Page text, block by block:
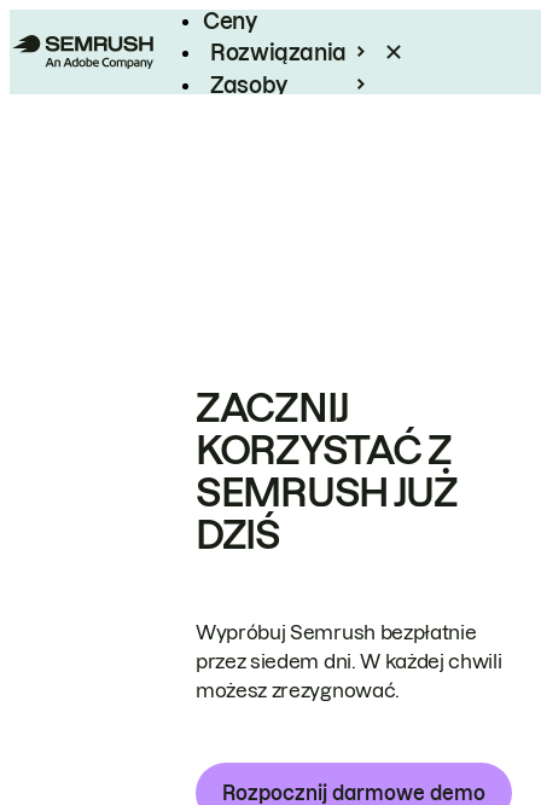
Ceny
Rozwiązania
Zasoby
ZACZNIJ
KORZYSTAĆ Z
SEMRUSH JUŻ
DZIŚ
Wypróbuj Semrush bezpłatnie
przez siedem dni. W każdej chwili
możesz zrezygnować.
Rozpocznij darmowe demo